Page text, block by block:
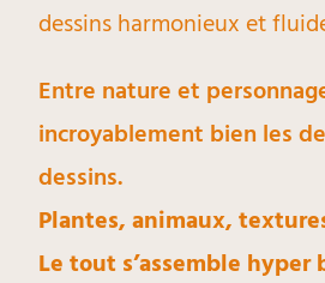
dessins harmonieux et
Entre nature et
incroyablement bien les
dessins.
Plantes, animaux,
Le tout s’assemble hyper